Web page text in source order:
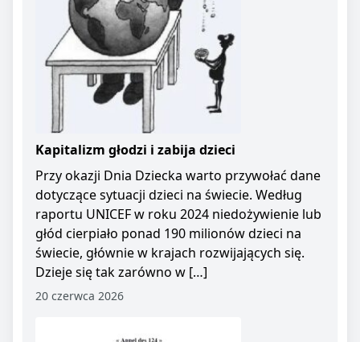
Kapitalizm głodzi i zabija dzieci
Przy okazji Dnia Dziecka warto przywołać dane
dotyczące sytuacji dzieci na świecie. Według
raportu UNICEF w roku 2024 niedożywienie lub
głód cierpiało ponad 190 milionów dzieci na
świecie, głównie w krajach rozwijających się.
Dzieje się tak zarówno w […]
20 czerwca 2026